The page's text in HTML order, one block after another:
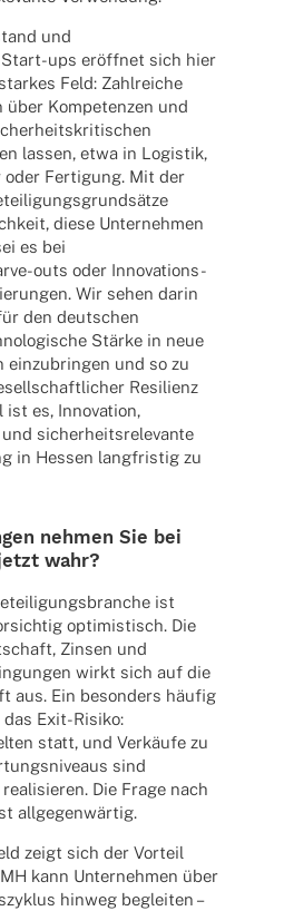
und
ups eröff­net sich hier
Feld: Zahl­rei­che
über Kompe­ten­zen und
lassen, etwa in Logis­tik,
oder Ferti­gung. Mit der
diese Unter­neh­men
es bei
outs oder Inno­va­tions-
Wir sehen darin
den deut­schen
Stärke in neue
und so zu
Resi­li­enz
ist es, Inno­va­tion,
sicher­heits­re­le­vante
in Hessen lang­fris­tig zu
nehmen Sie bei
wahr?
ist
opti­mis­tisch. Die
Zinsen und
wirkt sich auf die
aus. Ein beson­ders häufig
Exit-Risiko:
statt, und Verkäufe zu
sind
Die Frage nach
allgegenwärtig.
zeigt sich der Vorteil
kann Unter­neh­men über
hinweg beglei­ten –